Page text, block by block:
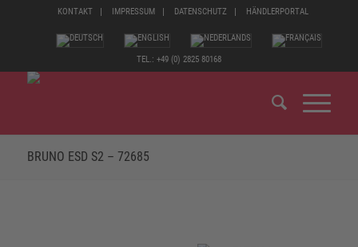
KONTAKT IMPRESSUM DATENSCHUTZ HÄNDLERPORTAL
TEL.: +49 (0) 2825 80168
BRUNO ESD S2 – 72685